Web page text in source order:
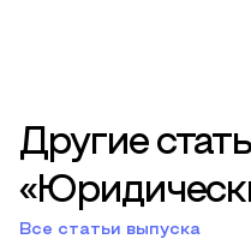
Другие
Все статьи выпуска